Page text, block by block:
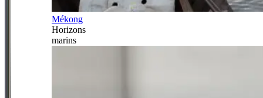
Mékong
Horizons
marins